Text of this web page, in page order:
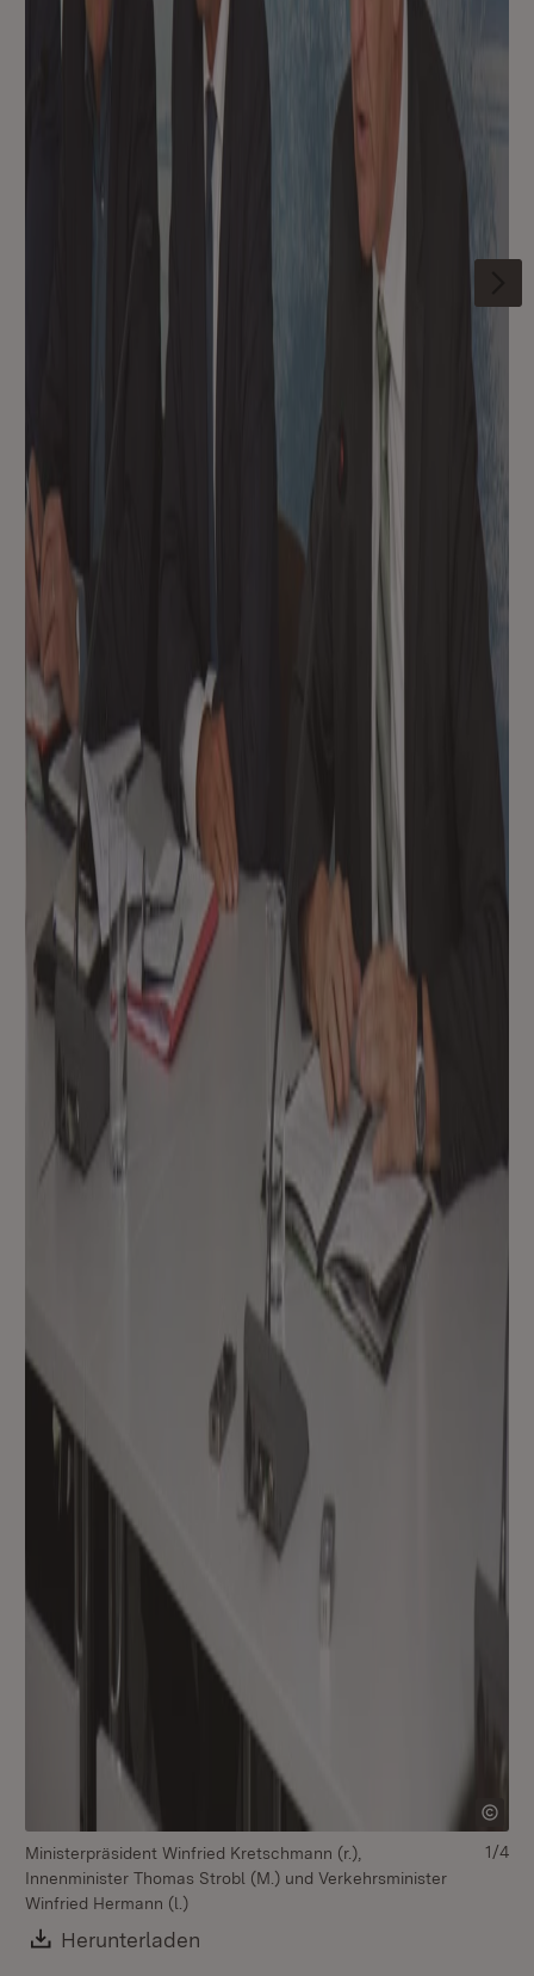
Ministerpräsident Winfried Kretschmann (r.),
Innenminister Thomas Strobl (M.) und Verkehrsminister
Winfried Hermann (l.)
Download:
Herunterladen
1/4